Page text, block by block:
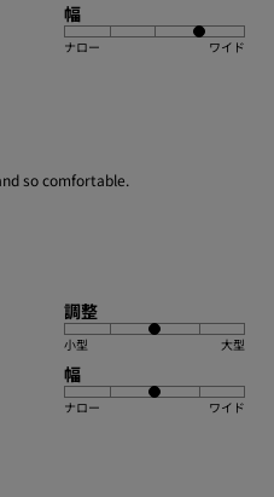
幅
ナロー ワイド
so comfortable.
調整
小型 大型
幅
ナロー ワイド